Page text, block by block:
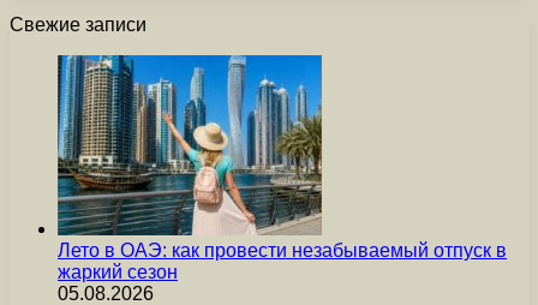
Свежие записи
Лето в ОАЭ: как провести незабываемый отпуск в
жаркий сезон
05.08.2026